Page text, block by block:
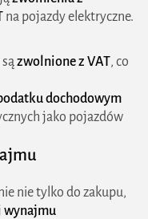
na pojazdy elektryczne.
zwolnione z VAT, co
dochodowym
jako pojazdów
nie tylko do zakupu,
wynajmu